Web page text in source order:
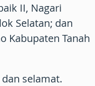
II, Nagari
Selatan; dan
Kabupaten Tanah
selamat.